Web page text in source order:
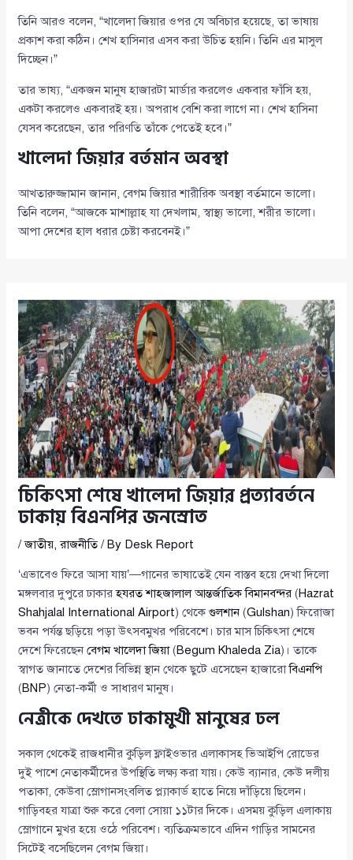
তিনি আরও বলেন, “খালেদা জিয়ার ওপর যে অবিচার হয়েছে, তা ভাষায়
প্রকাশ করা কঠিন। শেখ হাসিনার এসব করা উচিত হয়নি। তিনি এর মাসুল
দিচ্ছেন।”
তার ভাষ্য, “একজন মানুষ হাজারটা মার্ডার করলেও একবার ফাঁসি হয়,
একটা করলেও একবারই হয়। অপরাধ বেশি করা লাগে না। শেখ হাসিনা
যেসব করেছেন, তার পরিণতি তাঁকে পেতেই হবে।”
খালেদা জিয়ার বর্তমান অবস্থা
আখতারুজ্জামান জানান, বেগম জিয়ার শারীরিক অবস্থা বর্তমানে ভালো।
তিনি বলেন, “আজকে মাশাল্লাহ যা দেখলাম, স্বাস্থ্য ভালো, শরীর ভালো।
আপা দেশের হাল ধরার চেষ্টা করবেনই।”
চিকিৎসা শেষে খালেদা জিয়ার প্রত্যাবর্তনে
ঢাকায় বিএনপির জনস্রোত
/জাতীয়,রাজনীতি/ By Desk Report
‘এভাবেও ফিরে আসা যায়’—গানের ভাষাতেই যেন বাস্তব হয়ে দেখা দিলো
মঙ্গলবার দুপুরে ঢাকারহযরত শাহজালাল আন্তর্জাতিক বিমানবন্দর (Hazrat
Shahjalal International Airport) থেকেগুলশান(Gulshan) ফিরোজা
ভবন পর্যন্ত ছড়িয়ে পড়া উৎসবমুখর পরিবেশে। চার মাস চিকিৎসা শেষে
দেশে ফিরেছেনবেগম খালেদা জিয়া(Begum Khaleda Zia)। তাকে
স্বাগত জানাতে দেশের বিভিন্ন স্থান থেকে ছুটে এসেছেন হাজারোবিএনপি
(BNP) নেতা-কর্মী ও সাধারণ মানুষ।
নেত্রীকে দেখতে ঢাকামুখী মানুষের ঢল
সকাল থেকেই রাজধানীর কুড়িল ফ্লাইওভার এলাকাসহ ভিআইপি রোডের
দুই পাশে নেতাকর্মীদের উপস্থিতি লক্ষ্য করা যায়। কেউ ব্যানার, কেউ দলীয়
পতাকা, কেউবা স্লোগানসংবলিত প্ল্যাকার্ড হাতে নিয়ে দাঁড়িয়ে ছিলেন।
গাড়িবহর যাত্রা শুরু করে বেলা সোয়া ১১টার দিকে। এসময় কুড়িল এলাকায়
স্লোগানে মুখর হয়ে ওঠে পরিবেশ। ব্যতিক্রমভাবে এদিন গাড়ির সামনের
সিটেই বসেছিলেন বেগম জিয়া।